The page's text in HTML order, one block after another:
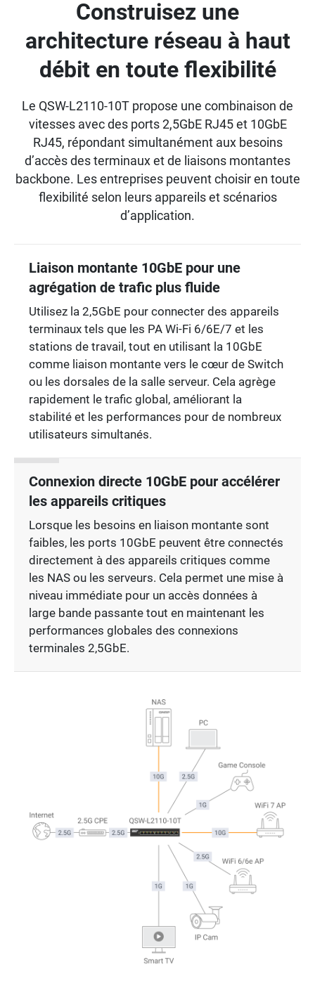
Construisez une
architecture réseau à haut
débit en toute flexibilité
Le QSW-L2110-10T propose une combinaison de
vitesses avec des ports 2,5GbE RJ45 et 10GbE
RJ45, répondant simultanément aux besoins
d’accès des terminaux et de liaisons montantes
backbone. Les entreprises peuvent choisir en toute
flexibilité selon leurs appareils et scénarios
d’application.
Liaison montante 10GbE pour une
agrégation de trafic plus fluide
Utilisez la 2,5GbE pour connecter des appareils
terminaux tels que les PA Wi-Fi 6/6E/7 et les
stations de travail, tout en utilisant la 10GbE
comme liaison montante vers le cœur de Switch
ou les dorsales de la salle serveur. Cela agrège
rapidement le trafic global, améliorant la
stabilité et les performances pour de nombreux
utilisateurs simultanés.
Connexion directe 10GbE pour accélérer
les appareils critiques
Lorsque les besoins en liaison montante sont
faibles, les ports 10GbE peuvent être connectés
directement à des appareils critiques comme
les NAS ou les serveurs. Cela permet une mise à
niveau immédiate pour un accès données à
large bande passante tout en maintenant les
performances globales des connexions
terminales 2,5GbE.